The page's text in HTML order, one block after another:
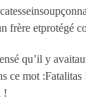
frère etprotégé
qu’il y
ce mot
!